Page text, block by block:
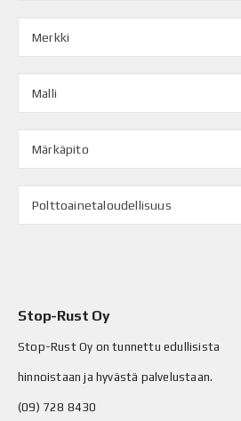
Merkki
Malli
Märkäpito
Polttoainetaloudellisuus
Stop-Rust Oy
Stop-Rust Oy on tunnettu edullisista
hinnoistaan ja hyvästä palvelustaan.
(09) 728 8430